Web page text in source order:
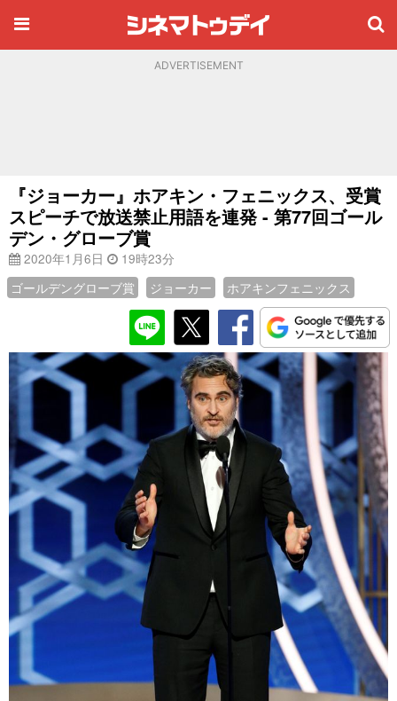
ADVERTISEMENT
『ジョーカー』ホアキン・フェニックス、受賞
スピーチで放送禁止用語を連発 - 第77回ゴール
デン・グローブ賞
2020年1月6日
19時23分
ゴールデングローブ賞
ジョーカー ホアキンフェニックス